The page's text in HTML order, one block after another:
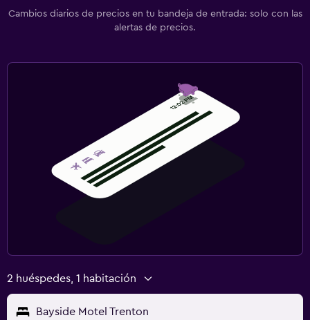
Cambios diarios de precios en tu bandeja de entrada: solo con las
alertas de precios.
2 huéspedes, 1 habitación
Bayside Motel Trenton